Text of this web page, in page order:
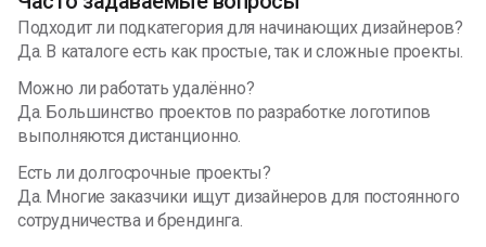
Подходит ли подкатегория для начинающих дизайнеров?
Да. В каталоге есть как простые, так и сложные проекты.
Можно ли работать удалённо?
Да. Большинство проектов по разработке логотипов
выполняются дистанционно.
Есть ли долгосрочные проекты?
Да. Многие заказчики ищут дизайнеров для постоянного
сотрудничества и брендинга.